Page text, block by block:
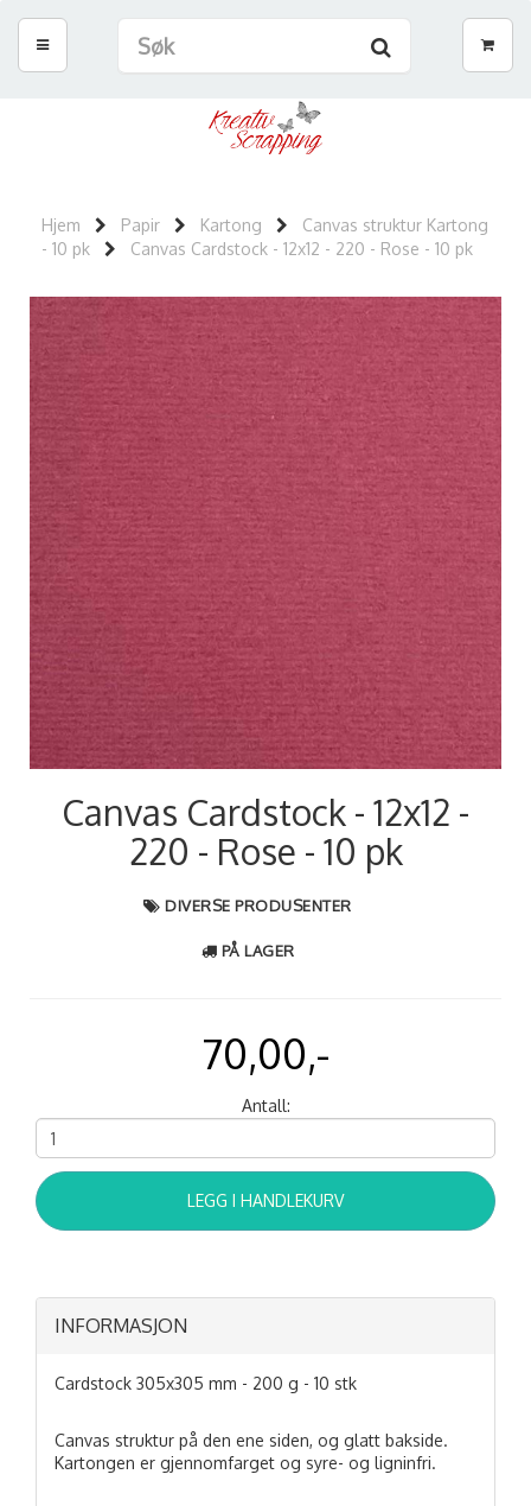
Hjem Papir Kartong
Canvas struktur Kartong
- 10 pk
Canvas Cardstock - 12x12 - 220 - Rose - 10 pk
Canvas Cardstock - 12x12 -
220 - Rose - 10 pk
DIVERSE PRODUSENTER
PÅ LAGER
70,00,-
Antall:
LEGG I HANDLEKURV
INFORMASJON
Cardstock 305x305 mm - 200 g - 10 stk
Canvas struktur på den ene siden, og glatt bakside.
Kartongen er gjennomfarget og syre- og ligninfri.